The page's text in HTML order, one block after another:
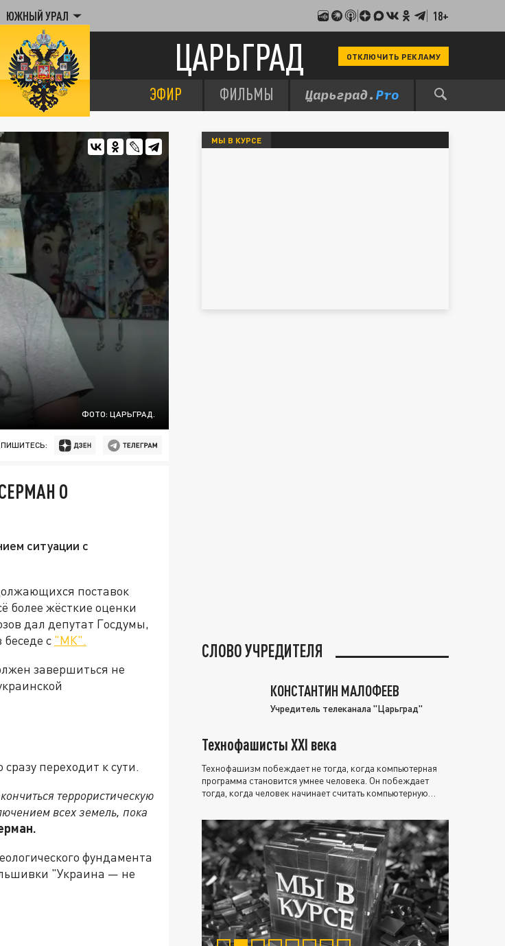
ЮЖНЫЙ УРАЛ 18+
ЦАРЬГРАД ОТКЛЮЧИТЬ РЕКЛАМУ
ЭФИР ФИЛЬМЫ
ФОТО: ЦАРЬГРАД.
О
ситуации с
поставок
более жёсткие оценки
дал депутат Госдумы,
с "МК".
завершиться не
переходит к сути.
террористическую
всех земель, пока
фундамента
"Украина — не
МЫ В КУРСЕ
СЛОВО УЧРЕДИТЕЛЯ
КОНСТАНТИН МАЛОФЕЕВ
Учредитель телеканала "Царьград"
Технофашисты XXI века
Технофашизм побеждает не тогда, когда компьютерная
программа становится умнее человека. Он побеждает
тогда, когда человек начинает считать компьютерную